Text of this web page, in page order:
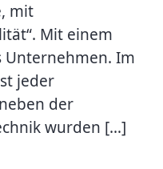
mit
Mit einem
Unternehmen. Im
jeder
der
wurden […]